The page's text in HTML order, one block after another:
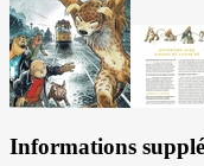
Informations